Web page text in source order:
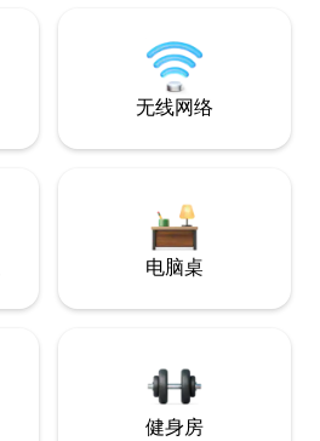
无线网络
电脑桌
健身房